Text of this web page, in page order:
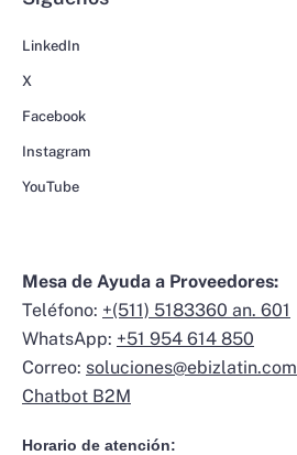
LinkedIn
X
Facebook
Instagram
YouTube
Mesa de Ayuda a Proveedores:
Teléfono: +(511) 5183360 an. 601
WhatsApp: +51 954 614 850
Correo: soluciones@ebizlatin.com
Chatbot B2M
Horario de atención: